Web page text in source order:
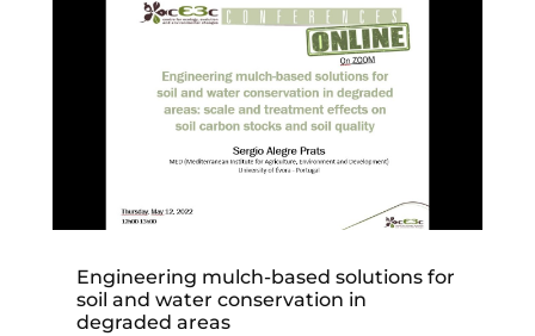
Engineering mulch-based solutions for
soil and water conservation in
degraded areas